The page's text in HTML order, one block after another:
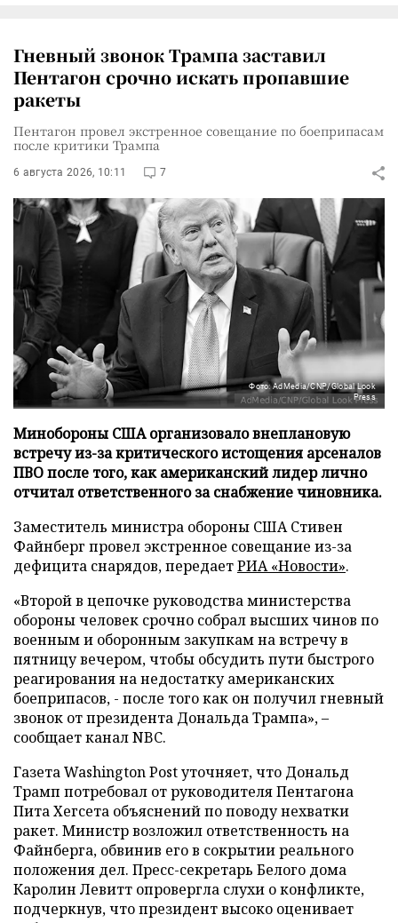
Гневный звонок Трампа заставил
Пентагон срочно искать пропавшие
ракеты
Пентагон провел экстренное совещание по боеприпасам
после критики Трампа
6 августа 2026, 10:11 7
Фото: AdMedia/CNP/Global Look
Press
Минобороны США организовало внеплановую
встречу из-за критического истощения арсеналов
ПВО после того, как американский лидер лично
отчитал ответственного за снабжение чиновника.
Заместитель министра обороны США Стивен
Файнберг провел экстренное совещание из-за
дефицита снарядов, передаетРИА «Новости».
«Второй в цепочке руководства министерства
обороны человек срочно собрал высших чинов по
военным и оборонным закупкам на встречу в
пятницу вечером, чтобы обсудить пути быстрого
реагирования на недостатку американских
боеприпасов, - после того как он получил гневный
звонок от президента Дональда Трампа», –
сообщает канал NBC.
Газета Washington Post уточняет, что Дональд
Трамп потребовал от руководителя Пентагона
Пита Хегсета объяснений по поводу нехватки
ракет. Министр возложил ответственность на
Файнберга, обвинив его в сокрытии реального
положения дел. Пресс-секретарь Белого дома
Каролин Левитт опровергла слухи о конфликте,
подчеркнув, что президент высоко оценивает